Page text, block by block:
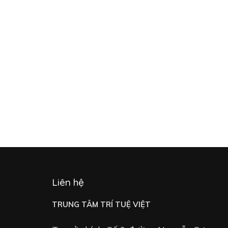
Liên hệ
TRUNG TÂM TRÍ TUỆ VIỆT